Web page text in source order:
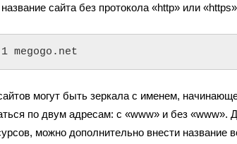
сайта без протокола «http» или
megogo.net
могут быть зеркала с именем,
по двум адресам: с «www» и без «www».
можно дополнительно внести название